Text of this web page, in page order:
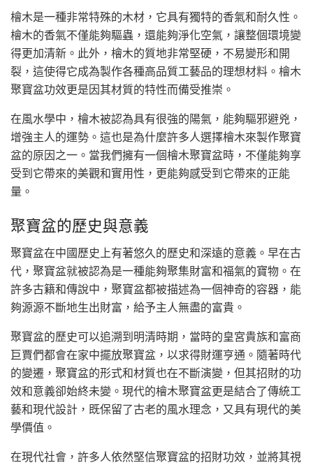
檜木是一種非常特殊的木材，它具有獨特的香氣和耐久性。
檜木的香氣不僅能夠驅蟲，還能夠淨化空氣，讓整個環境變
得更加清新。此外，檜木的質地非常堅硬，不易變形和開
裂，這使得它成為製作各種高品質工藝品的理想材料。檜木
聚寶盆功效更是因其材質的特性而備受推崇。
在風水學中，檜木被認為具有很強的陽氣，能夠驅邪避兇，
增強主人的運勢。這也是為什麼許多人選擇檜木來製作聚寶
盆的原因之一。當我們擁有一個檜木聚寶盆時，不僅能夠享
受到它帶來的美觀和實用性，更能夠感受到它帶來的正能
量。
聚寶盆的歷史與意義
聚寶盆在中國歷史上有著悠久的歷史和深遠的意義。早在古
代，聚寶盆就被認為是一種能夠聚集財富和福氣的寶物。在
許多古籍和傳說中，聚寶盆都被描述為一個神奇的容器，能
夠源源不斷地生出財富，給予主人無盡的富貴。
聚寶盆的歷史可以追溯到明清時期，當時的皇宮貴族和富商
巨賈們都會在家中擺放聚寶盆，以求得財運亨通。隨著時代
的變遷，聚寶盆的形式和材質也在不斷演變，但其招財的功
效和意義卻始終未變。現代的檜木聚寶盆更是結合了傳統工
藝和現代設計，既保留了古老的風水理念，又具有現代的美
學價值。
在現代社會，許多人依然堅信聚寶盆的招財功效，並將其視